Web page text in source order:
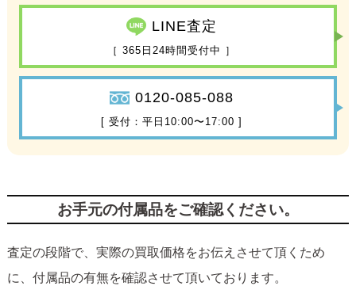
LINE査定
［ 365日24時間受付中 ］
0120-085-088
[ 受付：平日10:00〜17:00 ]
お手元の付属品をご確認ください。
査定の段階で、実際の買取価格をお伝えさせて頂くため
に、付属品の有無を確認させて頂いております。